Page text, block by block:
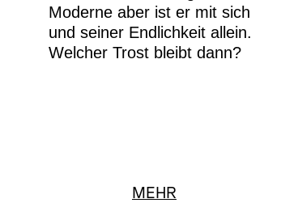
Moderne aber ist er mit sich
und seiner Endlichkeit allein.
Welcher Trost bleibt dann?
MEHR